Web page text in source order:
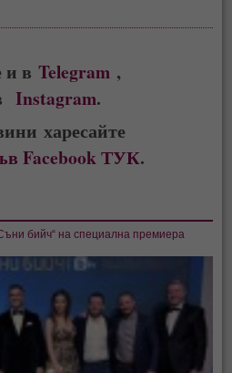
и вTelegram ,
вInstagram.
харесайте
Facebook ТУК.
бийч“ на специална премиера